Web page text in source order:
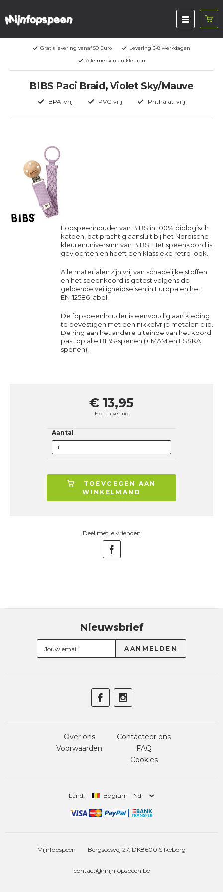
Gratis levering vanaf 50 Euro
Levering 3-8 werkdagen
Alle merken en kleuren
BIBS Paci Braid, Violet Sky/Mauve
BPA-vrij PVC-vrij Phthalat-vrij
Fopspeenhouder van BIBS in 100% biologisch
katoen, dat prachtig aansluit bij het Nordische
kleurenuniversum van BIBS. Het speenkoord is
gevlochten en heeft een klassieke retro look.
Alle materialen zijn vrij van schadelijke stoffen
en het speenkoord is getest volgens de
geldende veiligheidseisen in Europa en het
EN-12586 label.
De fopspeenhouder is eenvoudig aan kleding
te bevestigen met een nikkelvrije metalen clip.
De ring aan het andere uiteinde van het koord
past op alle BIBS-spenen (+ MAM en ESSKA
spenen).
€ 13,95
Excl. Levering
Aantal
TOEVOEGEN AAN
WINKELMAND
Deel met je vrienden
Nieuwsbrief
Over ons
Voorwaarden
Contacteer ons
FAQ
Cookies
Land: Belgium - Ndl
Mijnfopspeen Bergsoesvej 27, DK8600 Silkeborg
contact@mijnfopspeen.be